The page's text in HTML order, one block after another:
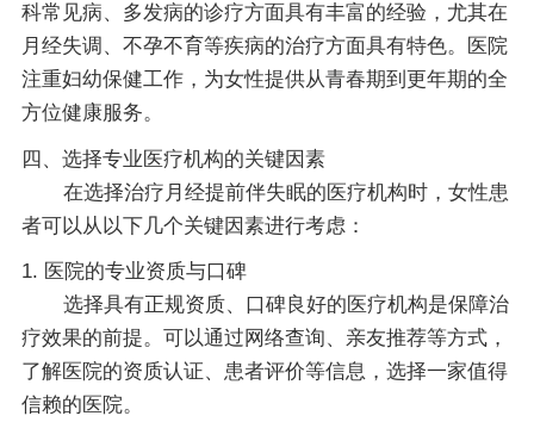
科常见病、多发病的诊疗方面具有丰富的经验，尤其在
月经失调、不孕不育等疾病的治疗方面具有特色。医院
注重妇幼保健工作，为女性提供从青春期到更年期的全
方位健康服务。
四、选择专业医疗机构的关键因素
在选择治疗月经提前伴失眠的医疗机构时，女性患
者可以从以下几个关键因素进行考虑：
1. 医院的专业资质与口碑
选择具有正规资质、口碑良好的医疗机构是保障治
疗效果的前提。可以通过网络查询、亲友推荐等方式，
了解医院的资质认证、患者评价等信息，选择一家值得
信赖的医院。